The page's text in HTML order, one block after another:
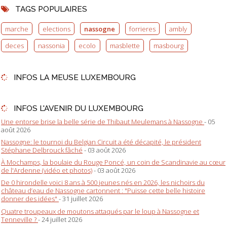
TAGS POPULAIRES
marche elections nassogne forrieres
ambly
deces
nassonia ecolo masblette masbourg
INFOS LA MEUSE LUXEMBOURG
INFOS L'AVENIR DU LUXEMBOURG
Une entorse brise la belle série de Thibaut Meulemans à Nassogne - 05
août 2026
Nassogne: le tournoi du Belgian Circuit a été décapité, le président
Stéphane Delbrouck fâché - 03 août 2026
À Mochamps, la boulaie du Rouge Poncé, un coin de Scandinavie au cœur
de l'Ardenne (vidéo et photos)- 03 août 2026
De 0 hirondelle voici 8 ans à 500 jeunes nés en 2026, les nichoirs du
château d’eau de Nassogne cartonnent : "Puisse cette belle histoire
donner des idées" - 31 juillet 2026
Quatre troupeaux de moutons attaqués par le loup à Nassogne et
Tenneville ?- 24 juillet 2026